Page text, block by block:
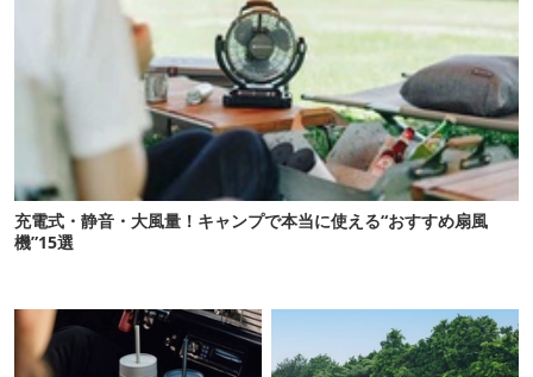
充電式・静音・大風量！キャンプで本当に使える“おすすめ扇風
機”15選